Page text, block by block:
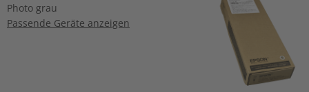
Photo grau
Passende Geräte anzeigen